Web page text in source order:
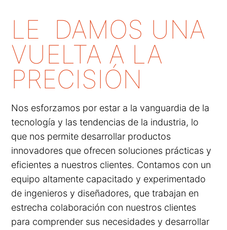
LE DAMOS UNA
VUELTA A LA
PRECISIÓN
Nos esforzamos por estar a la vanguardia de la
tecnología y las tendencias de la industria, lo
que nos permite desarrollar productos
innovadores que ofrecen soluciones prácticas y
eficientes a nuestros clientes. Contamos con un
equipo altamente capacitado y experimentado
de ingenieros y diseñadores, que trabajan en
estrecha colaboración con nuestros clientes
para comprender sus necesidades y desarrollar